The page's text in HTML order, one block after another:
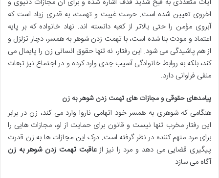
اخروی تعیین شده است. حرمت غیبت و تهمت، به قدری زیاد است که
آبروی مؤمن را حتی بالاتر از کعبه دانسته اند. نهاد خانواده که بر پایه
اعتماد و مودت بنا شده است، با تهمت زدن شوهر به همسر، دچار تزلزل و
از هم پاشیدگی می شود. این رفتار، نه تنها حقوق انسانی زن را پایمال می
کند، بلکه به روابط خانوادگی آسیب جدی وارد کرده و در اجتماع نیز تبعات
منفی فراوانی دارد.
پیامدهای حقوقی و مجازات های تهمت زدن شوهر به زن
هنگامی که شوهری به همسر خود اتهامی ناروا وارد می کند، زن در برابر
این رفتار مخرب تنها نیست و قانون برای حمایت از او، مجازات هایی را
برای مرد متهم کننده در نظر گرفته است. درک این مجازات ها به زن قدرت
پیگیری قضایی می دهد و مرد را نیز ازعاقبت تهمت زدن شوهر به زن
آگاه می سازد.